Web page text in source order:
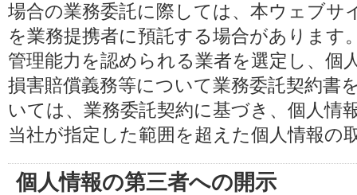
場合の業務委託に際しては、本ウェブサ
を業務提携者に預託する場合があります
管理能力を認められる業者を選定し、個
損害賠償義務等について業務委託契約書
いては、業務委託契約に基づき、個人情
当社が指定した範囲を超えた個人情報の
個人情報の第三者への開示